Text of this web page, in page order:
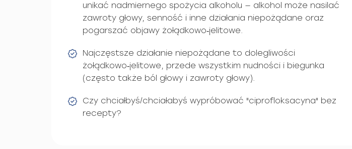
unikać nadmiernego spożycia alkoholu — alkohol może nasilać
zawroty głowy, senność i inne działania niepożądane oraz
pogarszać objawy żołądkowo‑jelitowe.
Najczęstsze działanie niepożądane to dolegliwości
żołądkowo‑jelitowe, przede wszystkim nudności i biegunka
(często także ból głowy i zawroty głowy).
Czy chciałbyś/chciałabyś wypróbować "ciprofloksacyna" bez
recepty?